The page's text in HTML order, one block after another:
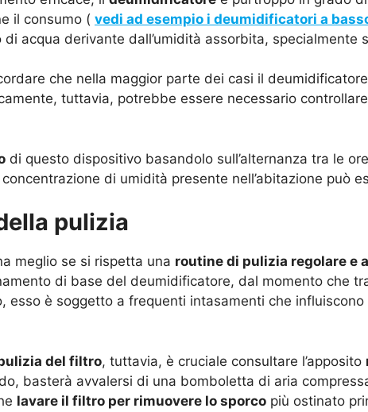
il consumo ( vedi ad esempio i deumidificatori a
acqua derivante dall’umidità assorbita, specialmente
che nella maggior parte dei casi il
tuttavia, potrebbe essere necessario
di questo dispositivo basandolo sull’alternanza tra le
di umidità presente nell’abitazione può
pulizia
meglio se si rispetta una routine di pulizia regolare e
di base del deumidificatore, dal momento che
esso è soggetto a frequenti intasamenti che
del filtro, tuttavia, è cruciale consultare l’apposito
basterà avvalersi di una bomboletta di aria
lavare il filtro per rimuovere lo sporco più ostinato